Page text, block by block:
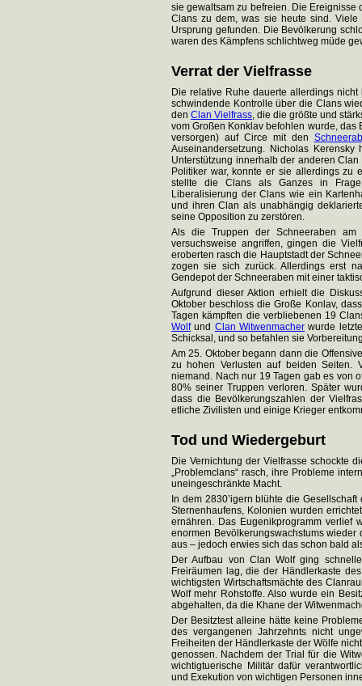
sie gewaltsam zu befreien. Die
Clans zu dem, was sie heute sind.
Ursprung gefunden. Die Bevölkerung
waren des Kämpfens schlichtweg müde
Verrat der Vielfrasse
Die relative Ruhe dauerte allerdings
schwindende Kontrolle über die Clans
den Clan Vielfrass, die die größte und
vom Großen Konklav befohlen wurde,
versorgen) auf Circe mit den
Auseinandersetzung. Nicholas
Unterstützung innerhalb der anderen
Politiker war, konnte er sie allerdings zu
stellte die Clans als Ganzes in
Liberalisierung der Clans wie ein
und ihren Clan als unabhängig
seine Opposition zu zerstören.
Als die Truppen der Schneeraben
versuchsweise angriffen, gingen die
eroberten rasch die Hauptstadt der
zogen sie sich zurück. Allerdings erst
Gendepot der Schneeraben mit einer
Aufgrund dieser Aktion erhielt die
Oktober beschloss die Große Konlav,
Tagen kämpften die verbliebenen 19
Wolfund Clan Witwenmacher wurde
Schicksal, und so befahlen sie
Am 25. Oktober begann dann die
zu hohen Verlusten auf beiden Seiten.
niemand. Nach nur 19 Tagen gab es von
80% seiner Truppen verloren. Später
dass die Bevölkerungszahlen der
etliche Zivilisten und einige Krieger
Tod und Wiedergeburt
Die Vernichtung der Vielfrasse schockte
„Problemclans“ rasch, ihre Probleme
uneingeschränkte Macht.
In dem 2830’igern blühte die
Sternenhaufens, Kolonien wurden
ernähren. Das Eugenikprogramm verlief
enormen Bevölkerungswachstums
aus – jedoch erwies sich das schon bald
Der Aufbau von Clan Wolf ging
Freiräumen lag, die der Händlerkaste
wichtigsten Wirtschaftsmächte des
Wolf mehr Rohstoffe. Also wurde ein
abgehalten, da die Khane der
Der Besitztest alleine hätte keine
des vergangenen Jahrzehnts nicht
Freiheiten der Händlerkaste der Wölfe
genossen. Nachdem der Trial für die
wichtigtuerische Militär dafür
und Exekution von wichtigen Personen